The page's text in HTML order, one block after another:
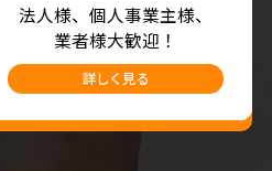
法人様、個人事業主様、
業者様大歓迎！
詳しく見る